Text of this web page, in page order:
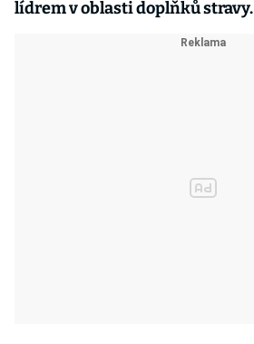
lídrem v oblasti doplňků stravy.